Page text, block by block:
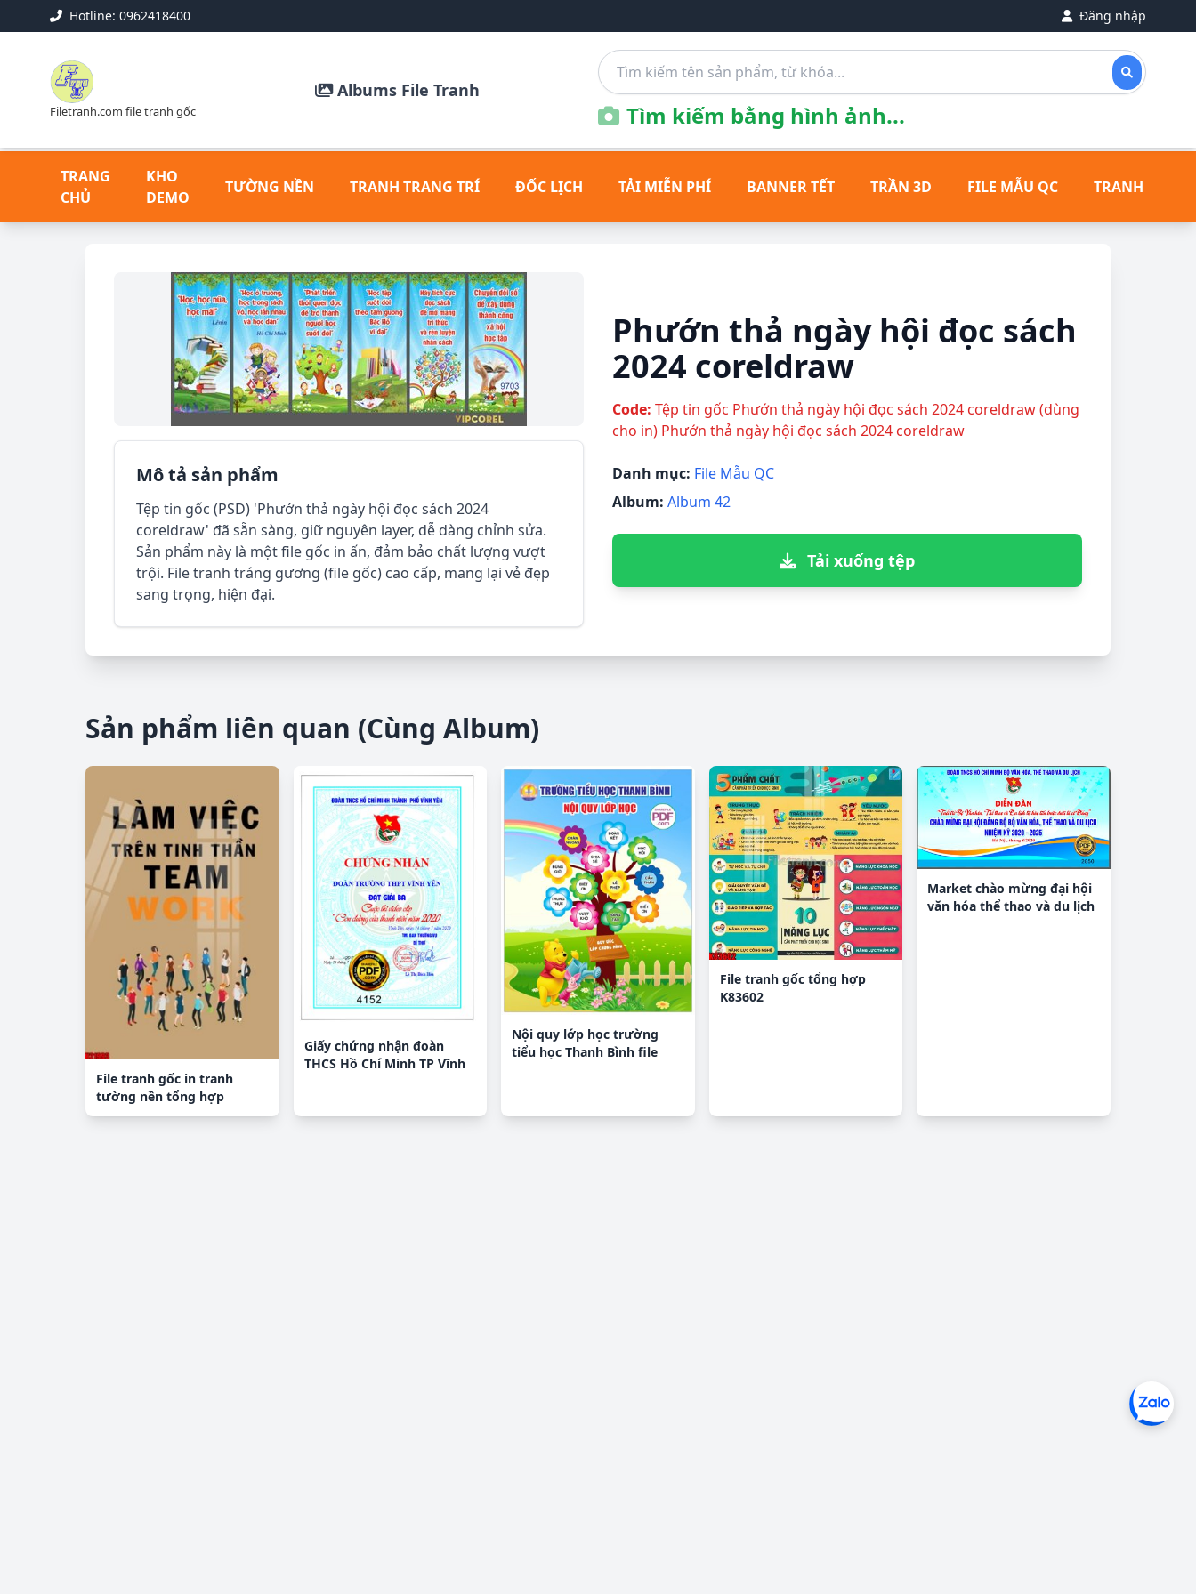
Hotline: 0962418400 Đăng nhập
Filetranh.com file tranh gốc
Albums File Tranh
Tìm kiếm bằng hình ảnh...
TRANG
CHỦ
KHO
DEMO
TƯỜNG NỀN TRANH TRANG TRÍ ĐỐC LỊCH TẢI MIỄN PHÍ BANNER TẾT TRẦN 3D FILE MẪU QC TRANH ĐỒNG
Mô tả sản phẩm
Tệp tin gốc (PSD) 'Phướn thả ngày hội đọc sách 2024
coreldraw' đã sẵn sàng, giữ nguyên layer, dễ dàng chỉnh sửa.
Sản phẩm này là một file gốc in ấn, đảm bảo chất lượng vượt
trội. File tranh tráng gương (file gốc) cao cấp, mang lại vẻ đẹp
sang trọng, hiện đại.
Phướn thả ngày hội đọc sách
2024 coreldraw
Code: Tệp tin gốc Phướn thả ngày hội đọc sách 2024 coreldraw (dùng
cho in) Phướn thả ngày hội đọc sách 2024 coreldraw
Danh mục: File Mẫu QC
Album: Album 42
Tải xuống tệp
Sản phẩm liên quan (Cùng Album)
File tranh gốc in tranh
tường nền tổng hợp
H21993
Giấy chứng nhận đoàn
THCS Hồ Chí Minh TP Vĩnh
Nội quy lớp học trường
tiểu học Thanh Bình file
File tranh gốc tổng hợp
K83602
Market chào mừng đại hội
văn hóa thể thao và du lịch